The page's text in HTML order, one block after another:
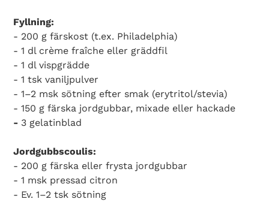
Fyllning:
- 200 g färskost (t.ex. Philadelphia)
- 1 dl crème fraîche eller gräddfil
- 1 dl vispgrädde
- 1 tsk vaniljpulver
- 1–2 msk sötning efter smak (erytritol/stevia)
- 150 g färska jordgubbar, mixade eller hackade
- 3 gelatinblad
Jordgubbscoulis:
- 200 g färska eller frysta jordgubbar
- 1 msk pressad citron
- Ev. 1–2 tsk sötning